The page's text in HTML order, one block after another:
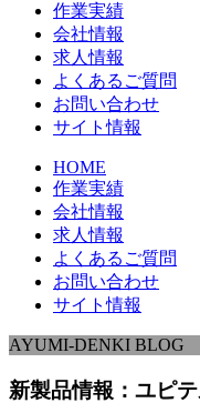
作業実績
会社情報
求人情報
よくあるご質問
お問い合わせ
サイト情報
HOME
作業実績
会社情報
求人情報
よくあるご質問
お問い合わせ
サイト情報
AYUMI-DENKI BLOG
新製品情報：ユピ